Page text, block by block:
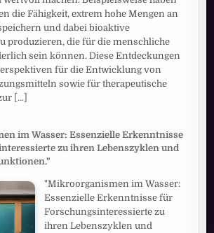
die Fähigkeit, extrem hohe Mengen an
und dabei bioaktive
produzieren, die für die menschliche
sein können. Diese Entdeckungen
für die Entwicklung von
sowie für therapeutische
[...]
im Wasser: Essenzielle Erkenntnisse
zu ihren Lebenszyklen und
"Mikroorganismen im Wasser:
Essenzielle Erkenntnisse für
Forschungsinteressierte zu
ihren Lebenszyklen und